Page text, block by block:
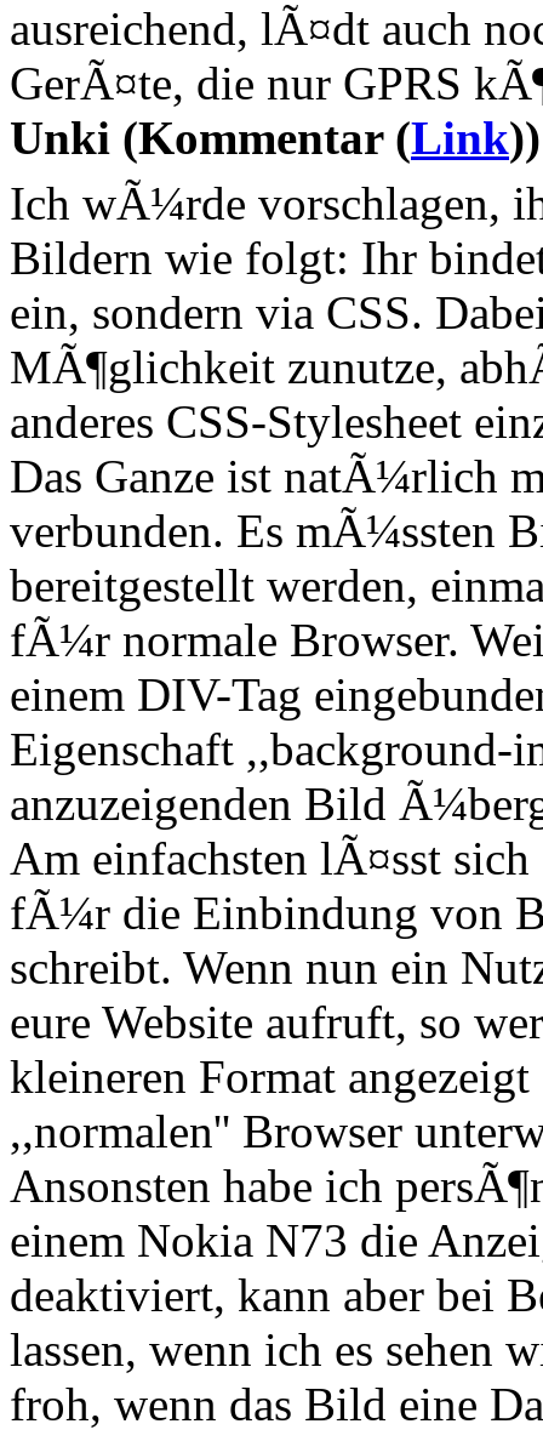
ausreichend, lÃ¤dt auch
GerÃ¤te, die nur GPRS
Unki (Kommentar (Link))
Ich wÃ¼rde vorschlagen,
Bildern wie folgt: Ihr
ein, sondern via CSS.
MÃ¶glichkeit zunutze,
anderes CSS-Stylesheet
Das Ganze ist natÃ¼rlich
verbunden. Es mÃ¼ssten
bereitgestellt werden,
fÃ¼r normale Browser.
einem DIV-Tag
Eigenschaft ,,background-
anzuzeigenden Bild
Am einfachsten lÃ¤sst
fÃ¼r die Einbindung von
schreibt. Wenn nun ein
eure Website aufruft, so
kleineren Format
,,normalen'' Browser
Ansonsten habe ich
einem Nokia N73 die
deaktiviert, kann aber bei
lassen, wenn ich es
froh, wenn das Bild eine